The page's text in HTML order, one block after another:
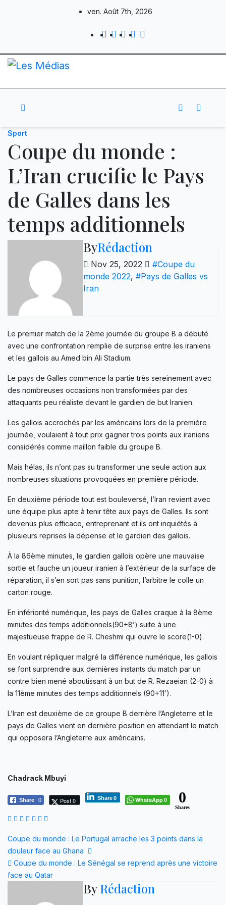
ven. Août 7th, 2026
Sport
Coupe du monde :
L’Iran crucifie le Pays
de Galles dans les
temps additionnels
ByRédaction
Nov 25, 2022
#Coupe du
monde 2022, #Pays de Galles vs
Iran
Le premier match de la 2ème journée du groupe B a débuté
avec une confrontation remplie de surprise entre les iraniens
et les gallois au Amed bin Ali Stadium.
Le pays de Galles commence la partie très sereinement avec
des nombreuses occasions non transformées par des
attaquants peu réaliste devant le gardien de but Iranien.
Les gallois accrochés par les américains lors de la première
journée, voulaient à tout prix gagner trois points aux iraniens
considérés comme maillon faible du groupe B.
Mais hélas, ils n’ont pas su transformer une seule action aux
nombreuses situations provoquées en première période.
En deuxième période tout est bouleversé, l’Iran revient avec
une équipe plus apte à tenir tête aux pays de Galles. Ils sont
devenus plus efficace, entreprenant et ils ont inquiétés à
plusieurs reprises la dépense et le gardien des gallois.
À la 86ème minutes, le gardien gallois opère une mauvaise
sortie et fauche un joueur iranien à l’extérieur de la surface de
réparation, il s’en sort pas sans punition, l’arbitre le colle un
carton rouge.
En infériorité numérique, les pays de Galles craque à la 8ème
minutes des temps additionnels(90+8’) suite à une
majestueuse frappe de R. Cheshmi qui ouvre le score(1-0).
En voulant répliquer malgré la différence numérique, les gallois
se font surprendre aux dernières instants du match par un
contre bien mené aboutissant à un but de R. Rezaeian (2-0) à
la 11ème minutes des temps additionnels (90+11’).
L’Iran est deuxième de ce groupe B derrière l’Angleterre et le
pays de Galles vient en dernière position en attendant le match
qui opposera l’Angleterre aux américains.
Chadrack Mbuyi
Share 0 Post 0 Share0 WhatsApp0 0
Shares
Navigation
de
l’article
Coupe du monde : Le Portugal arrache les 3 points dans la
douleur face au Ghana
Coupe du monde : Le Sénégal se reprend après une victoire
face au Qatar
ByRédaction